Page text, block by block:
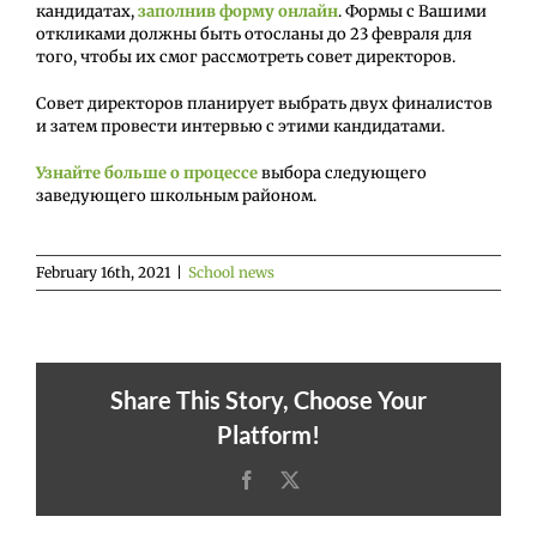
кандидатах,заполнив форму онлайн. Формы с Вашими
откликами должны быть отосланы до 23 февраля для
того, чтобы их смог рассмотреть совет директоров.
Совет директоров планирует выбрать двух финалистов
и затем провести интервью с этими кандидатами.
Узнайте больше о процессевыбора следующего
заведующего школьным районом.
February 16th, 2021 School news
Share This Story, Choose Your
Platform!
Facebook